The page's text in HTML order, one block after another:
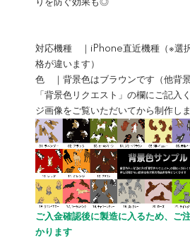
りを防ぐ効果も◎
対応機種 ｜iPhone直近機種（※選
格が違います）
色 ｜背景色はブラウンです（他背
「背景色リクエスト」の欄にご記入
ジ画像をご覧いただいてから制作しま
ご入金確認後に製造に入るため、ご
かります